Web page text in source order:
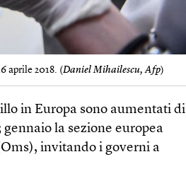
aprile 2018. (Daniel Mihailescu, Afp)
in Europa sono aumentati di
la sezione europea
invitando i governi a